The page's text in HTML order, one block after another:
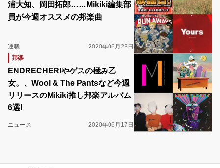
浦大知、岡田拓郎……Mikiki編集部
員が今週オススメの邦楽曲
連載
2020年06月23日
邦楽
ENDRECHERIやゲスの極み乙
女。、Wool & The Pantsなど今週
リリースのMikiki推し邦楽アルバム
6選!
ニュース 2020年06月17日